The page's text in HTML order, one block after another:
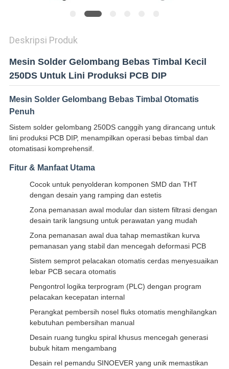
Deskripsi Produk
Mesin Solder Gelombang Bebas Timbal Kecil
250DS Untuk Lini Produksi PCB DIP
Mesin Solder Gelombang Bebas Timbal Otomatis
Penuh
Sistem solder gelombang 250DS canggih yang dirancang untuk
lini produksi PCB DIP, menampilkan operasi bebas timbal dan
otomatisasi komprehensif.
Fitur & Manfaat Utama
Cocok untuk penyolderan komponen SMD dan THT
dengan desain yang ramping dan estetis
Zona pemanasan awal modular dan sistem filtrasi dengan
desain tarik langsung untuk perawatan yang mudah
Zona pemanasan awal dua tahap memastikan kurva
pemanasan yang stabil dan mencegah deformasi PCB
Sistem semprot pelacakan otomatis cerdas menyesuaikan
lebar PCB secara otomatis
Pengontrol logika terprogram (PLC) dengan program
pelacakan kecepatan internal
Perangkat pembersih nosel fluks otomatis menghilangkan
kebutuhan pembersihan manual
Desain ruang tungku spiral khusus mencegah generasi
bubuk hitam mengambang
Desain rel pemandu SINOEVER yang unik memastikan